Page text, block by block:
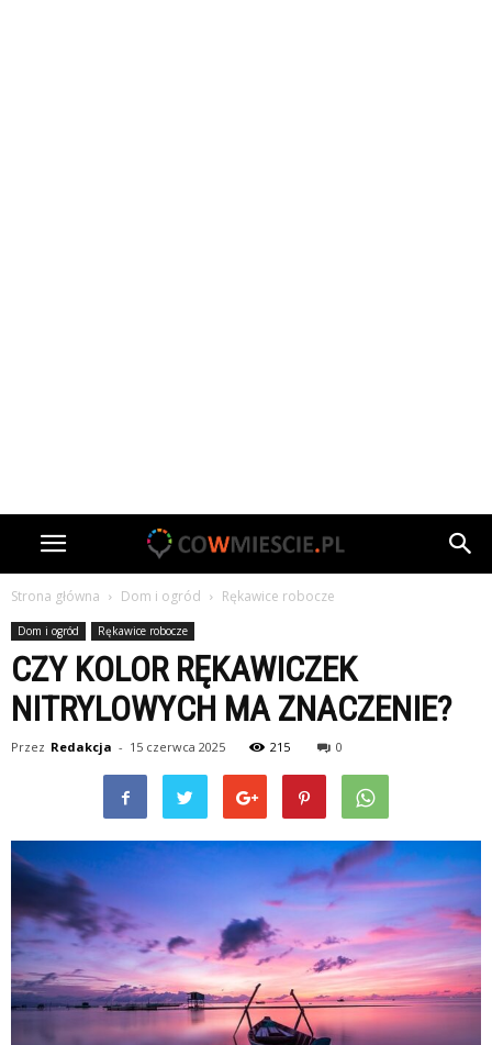
Strona główna Dom i ogród Rękawice robocze
Dom i ogród Rękawice robocze
CZY KOLOR RĘKAWICZEK
NITRYLOWYCH MA ZNACZENIE?
Przez Redakcja - 15 czerwca 2025 215 0